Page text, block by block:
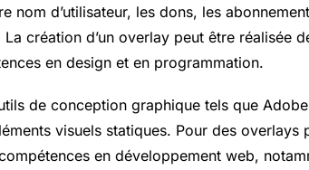
nom d’utilisateur, les dons, les
création d’un overlay peut être réalisée
en design et en programmation.
de conception graphique tels que
visuels statiques. Pour des overlays
en développement web,